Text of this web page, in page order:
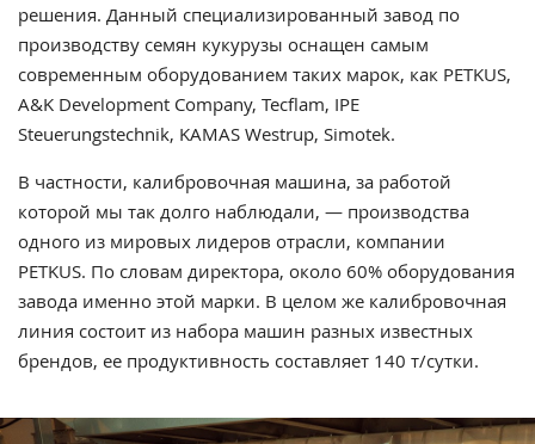
решения. Данный специализированный завод по
производству семян кукурузы оснащен самым
современным оборудованием таких марок, как PETKUS,
A&K Development Company, Tecflam, IPE
Steuerungstechnik, KAMAS Westrup, Simotek.
В частности, калибровочная машина, за работой
которой мы так долго наблюдали, — производства
одного из мировых лидеров отрасли, компании
PETKUS. По словам директора, около 60% оборудования
завода именно этой марки. В целом же калибровочная
линия состоит из набора машин разных известных
брендов, ее продуктивность составляет 140 т/сутки.